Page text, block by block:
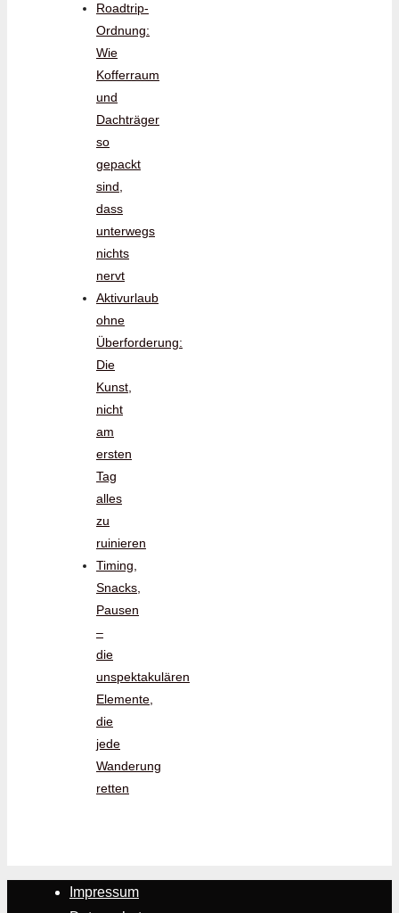
Roadtrip-
Ordnung:
Wie
Kofferraum
und
Dachträger
so
gepackt
sind,
dass
unterwegs
nichts
nervt
Aktivurlaub
ohne
Überforderung:
Die
Kunst,
nicht
am
ersten
Tag
alles
zu
ruinieren
Timing,
Snacks,
Pausen
–
die
unspektakulären
Elemente,
die
jede
Wanderung
retten
Impressum